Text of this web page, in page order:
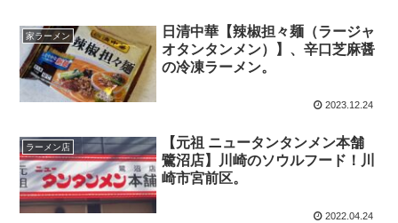
家ラーメン
日清中華【辣椒担々麺（ラージャ
オタンタンメン）】、辛口芝麻醤
の冷凍ラーメン。
2023.12.24
ラーメン店
【元祖 ニュータンタンメン本舗
鷺沼店】川崎のソウルフード！川
崎市宮前区。
2022.04.24